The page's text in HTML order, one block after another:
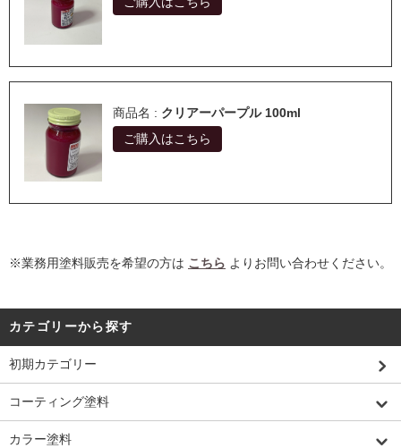
商品名 : クリアーパープル 100ml
ご購入はこちら
※業務用塗料販売を希望の方は こちら よりお問い合わせください。
カテゴリーから探す
初期カテゴリー
コーティング塗料
カラー塗料